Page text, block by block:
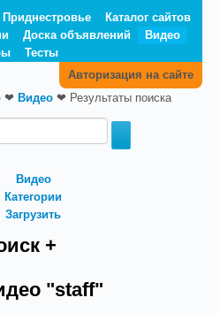
Каталог сайтов
Доска объявлений
Видео
Тесты
Авторизация на сайте
❤ Видео ❤ Результаты поиска
Видео
Категории
Загрузить
+
"staff"